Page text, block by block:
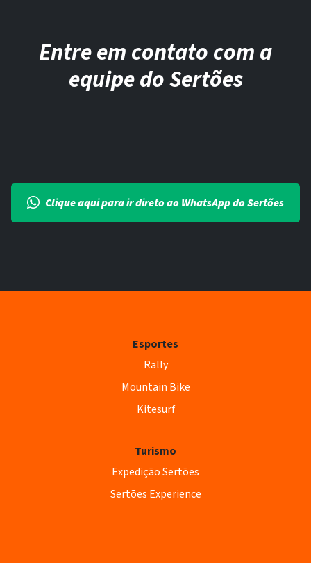
Entre em contato com a
equipe do Sertões
Clique aqui para ir direto ao WhatsApp do Sertões
Esportes
Rally
Mountain Bike
Kitesurf
Turismo
Expedição Sertões
Sertões Experience